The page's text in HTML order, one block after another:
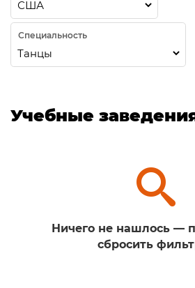
Специальность
Учебные
Ничего не нашлось —
сбросить